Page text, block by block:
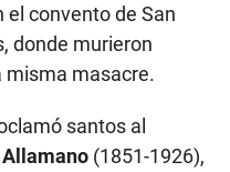
convento de San
donde murieron
misma masacre.
santos al
(1851-1926),